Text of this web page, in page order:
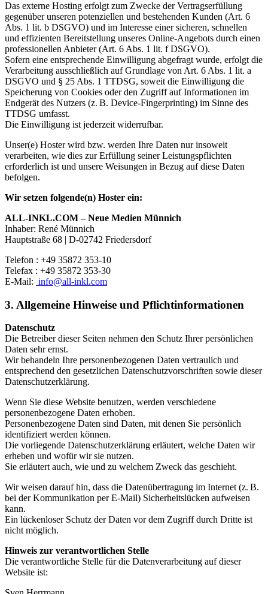
Das externe Hosting erfolgt zum Zwecke der Vertragserfüllung
gegenüber unseren potenziellen und bestehenden Kunden (Art. 6
Abs. 1 lit. b DSGVO) und im Interesse einer sicheren, schnellen
und effizienten Bereitstellung unseres Online-Angebots durch einen
professionellen Anbieter (Art. 6 Abs. 1 lit. f DSGVO).
Sofern eine entsprechende Einwilligung abgefragt wurde, erfolgt die
Verarbeitung ausschließlich auf Grundlage von Art. 6 Abs. 1 lit. a
DSGVO und § 25 Abs. 1 TTDSG, soweit die Einwilligung die
Speicherung von Cookies oder den Zugriff auf Informationen im
Endgerät des Nutzers (z. B. Device-Fingerprinting) im Sinne des
TTDSG umfasst.
Die Einwilligung ist jederzeit widerrufbar.
Unser(e) Hoster wird bzw. werden Ihre Daten nur insoweit
verarbeiten, wie dies zur Erfüllung seiner Leistungspflichten
erforderlich ist und unsere Weisungen in Bezug auf diese Daten
befolgen.
Wir setzen folgende(n) Hoster ein:
ALL-INKL.COM – Neue Medien Münnich
Inhaber: René Münnich
Hauptstraße 68 | D-02742 Friedersdorf
Telefon : +49 35872 353-10
Telefax : +49 35872 353-30
E-Mail: info@all-inkl.com
3. Allgemeine Hinweise und Pflichtinformationen
Datenschutz
Die Betreiber dieser Seiten nehmen den Schutz Ihrer persönlichen
Daten sehr ernst.
Wir behandeln Ihre personenbezogenen Daten vertraulich und
entsprechend den gesetzlichen Datenschutzvorschriften sowie dieser
Datenschutzerklärung.
Wenn Sie diese Website benutzen, werden verschiedene
personenbezogene Daten erhoben.
Personenbezogene Daten sind Daten, mit denen Sie persönlich
identifiziert werden können.
Die vorliegende Datenschutzerklärung erläutert, welche Daten wir
erheben und wofür wir sie nutzen.
Sie erläutert auch, wie und zu welchem Zweck das geschieht.
Wir weisen darauf hin, dass die Datenübertragung im Internet (z. B.
bei der Kommunikation per E-Mail) Sicherheitslücken aufweisen
kann.
Ein lückenloser Schutz der Daten vor dem Zugriff durch Dritte ist
nicht möglich.
Hinweis zur verantwortlichen Stelle
Die verantwortliche Stelle für die Datenverarbeitung auf dieser
Website ist: